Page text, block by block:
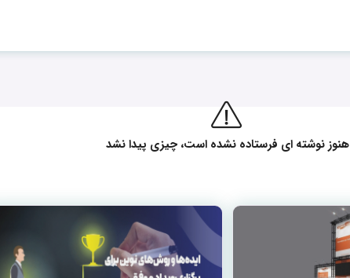
هنوز نوشته ای فرستاده نشده است، چیزی پیدا نشد